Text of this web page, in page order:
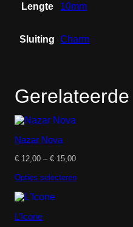
Lengte 10mm
Sluiting Charm
Nazar Nova
€ 12,00 – € 15,00Prijsklasse:
tot
Opties selecteren
L’Icone